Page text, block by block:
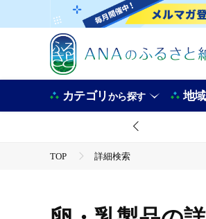
カテゴリから探す 地域
TOP 詳細検索